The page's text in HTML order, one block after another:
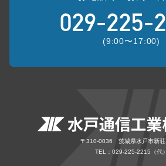
029-225-
(9:00〜17:00)
〒310-0036 茨城県水戸市新荘
TEL：029-225-2215（代）